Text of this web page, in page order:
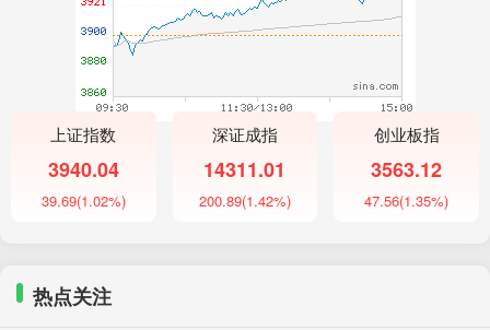
上证指数
3940.04
39.69(1.02%)
深证成指
14311.01
200.89(1.42%)
创业板指
3563.12
47.56(1.35%)
热点关注